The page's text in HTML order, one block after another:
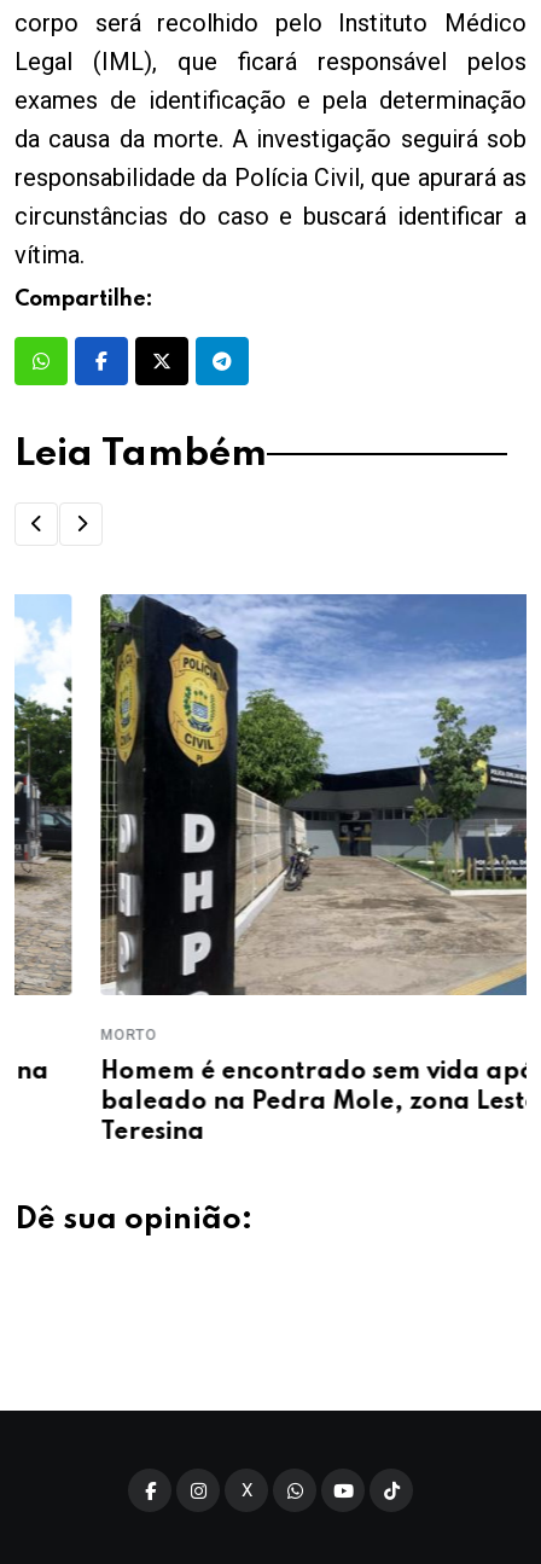
corpo será recolhido pelo Instituto Médico
Legal (IML), que ficará responsável pelos
exames de identificação e pela determinação
da causa da morte. A investigação seguirá sob
responsabilidade da Polícia Civil, que apurará as
circunstâncias do caso e buscará identificar a
vítima.
Compartilhe:
Leia Também
Homem é encontrado sem vida após ser
baleado na Pedra Mole, zona Leste de
Teresina
Dê sua opinião:
X